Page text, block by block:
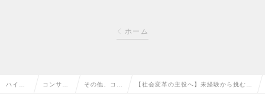
ホーム
ハイク コンサル その他、コン 【社会変革の主役へ】未経験から挑む